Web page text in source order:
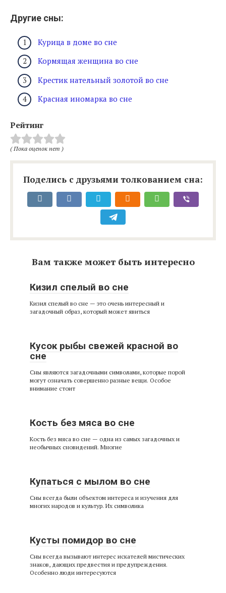
Другие сны:
Курица в доме во сне
Кормящая женщина во сне
Крестик нательный золотой во сне
Красная иномарка во сне
Рейтинг
( Пока оценок нет )
Поделись с друзьями толкованием сна:
Вам также может быть интересно
Кизил спелый во сне
Кизил спелый во сне — это очень интересный и
загадочный образ, который может явиться
Кусок рыбы свежей красной во
сне
Сны являются загадочными символами, которые порой
могут означать совершенно разные вещи. Особое
внимание стоит
Кость без мяса во сне
Кость без мяса во сне — одна из самых загадочных и
необычных сновидений. Многие
Купаться с мылом во сне
Сны всегда были объектом интереса и изучения для
многих народов и культур. Их символика
Кусты помидор во сне
Сны всегда вызывают интерес искателей мистических
знаков, дающих предвестия и предупреждения.
Особенно люди интересуются